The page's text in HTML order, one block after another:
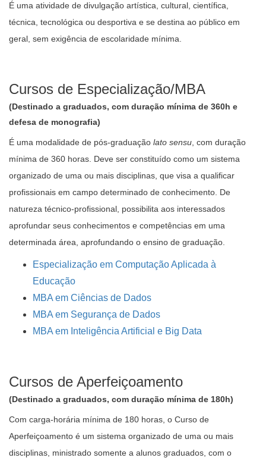
É uma atividade de divulgação artística, cultural, científica,
técnica, tecnológica ou desportiva e se destina ao público em
geral, sem exigência de escolaridade mínima.
Cursos de Especialização/MBA
(Destinado a graduados, com duração mínima de 360h e
defesa de monografia)
É uma modalidade de pós-graduação lato sensu , com duração
mínima de 360 horas. Deve ser constituído como um sistema
organizado de uma ou mais disciplinas, que visa a qualificar
profissionais em campo determinado de conhecimento. De
natureza técnico-profissional, possibilita aos interessados
aprofundar seus conhecimentos e competências em uma
determinada área, aprofundando o ensino de graduação.
Especialização em Computação Aplicada à
Educação
MBA em Ciências de Dados
MBA em Segurança de Dados
MBA em Inteligência Artificial e Big Data
Cursos de Aperfeiçoamento
(Destinado a graduados, com duração mínima de 180h)
Com carga-horária mínima de 180 horas, o Curso de
Aperfeiçoamento é um sistema organizado de uma ou mais
disciplinas, ministrado somente a alunos graduados, com o